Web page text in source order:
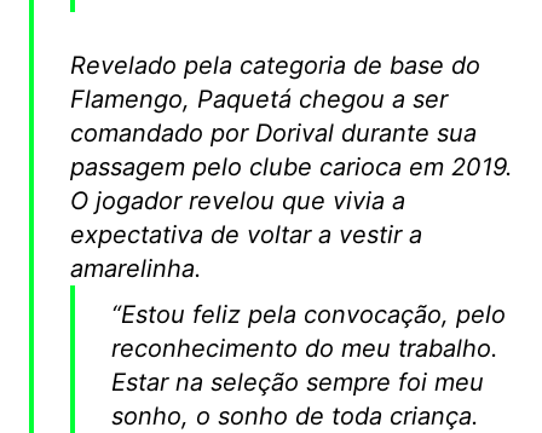
Revelado pela categoria de base do
Flamengo, Paquetá chegou a ser
comandado por Dorival durante sua
passagem pelo clube carioca em 2019.
O jogador revelou que vivia a
expectativa de voltar a vestir a
amarelinha.
“Estou feliz pela convocação, pelo
reconhecimento do meu trabalho.
Estar na seleção sempre foi meu
sonho, o sonho de toda criança.